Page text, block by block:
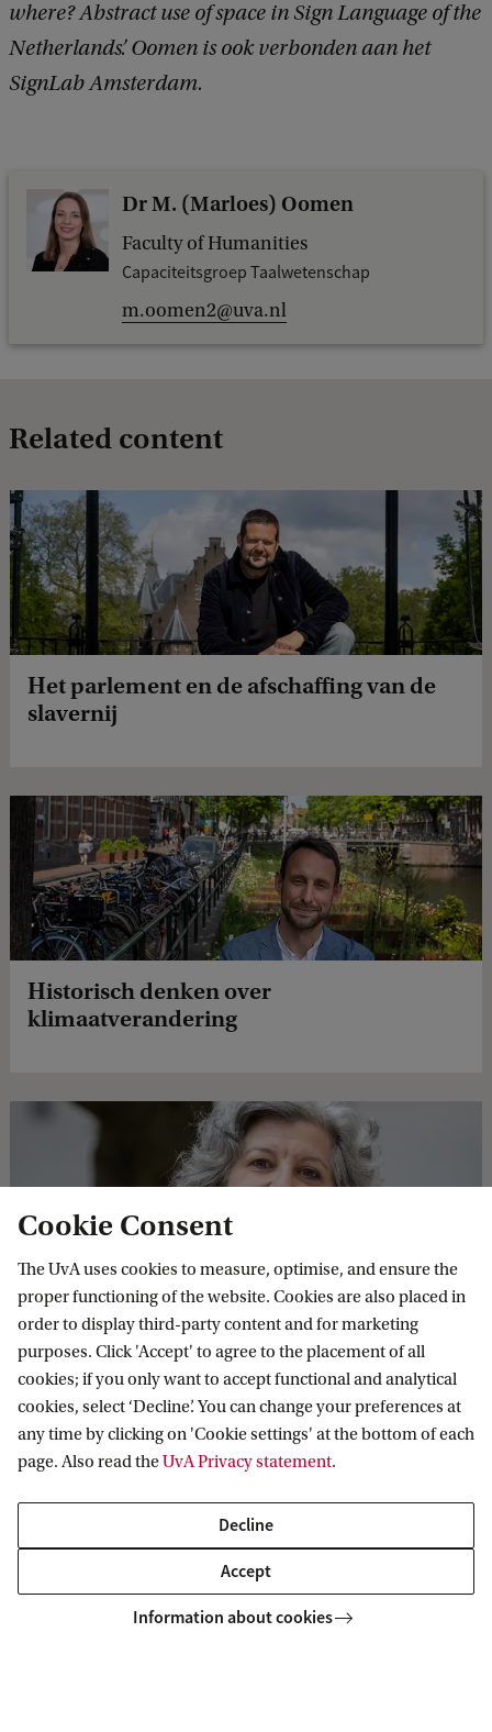
where? Abstract use of space in Sign Language of the
Netherlands’. Oomen is ook verbonden aan het
SignLab Amsterdam.
Dr M. (Marloes) Oomen
Faculty of Humanities
Capaciteitsgroep Taalwetenschap
m.oomen2@uva.nl
Related content
Het parlement en de afschaffing van de
slavernij
Historisch denken over
klimaatverandering
De toenemende laagdrempeligheid van
generatieve AI
Meer aandacht voor de indrukwekkende
taaldiversiteit in de wereld
Cookie Consent
The UvA uses cookies to measure, optimise, and ensure the
proper functioning of the website. Cookies are also placed in
order to display third-party content and for marketing
purposes. Click 'Accept' to agree to the placement of all
cookies; if you only want to accept functional and analytical
cookies, select ‘Decline’. You can change your preferences at
any time by clicking on 'Cookie settings' at the bottom of each
page. Also read theUvA Privacy statement.
Decline
Accept
Information about cookies